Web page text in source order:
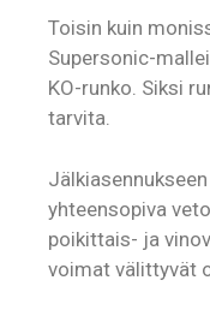
Toisin kuin
Supersonic-
KO-runko. Siksi
tarvita.
yhteensopiva
poikittais- ja
voimat välittyvät